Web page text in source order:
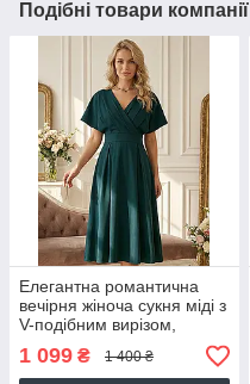
Подібні товари компанії
Елегантна романтична
вечірня жіноча сукня міді з
V-подібним вирізом,
1 099 ₴ 1 400 ₴